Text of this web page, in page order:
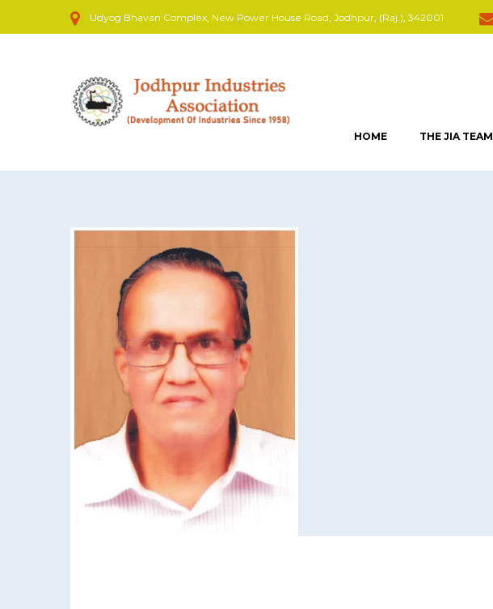
Udyog Bhavan Complex, New Power House Road, Jodhpur, (Raj.), 342001
HOME THE JIA TEAM